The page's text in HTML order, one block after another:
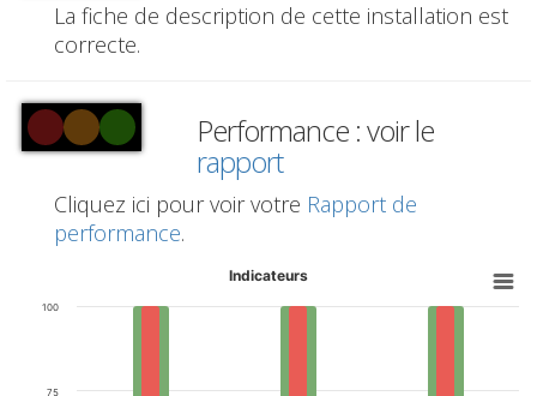
La fiche de description de cette installation est
correcte.
Performance : voir le
rapport
Cliquez ici pour voir votre Rapport de
performance.
Indicateurs
75
100